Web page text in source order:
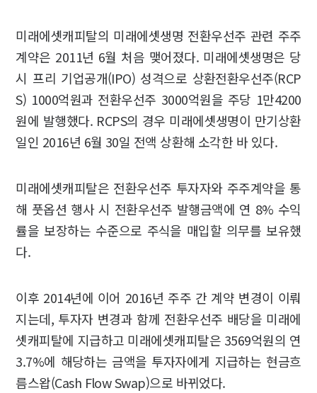
미래에셋캐피탈의 미래에셋생명 전환우선주 관련 주주
계약은 2011년 6월 처음 맺어졌다. 미래에셋생명은 당
시 프리 기업공개(IPO) 성격으로 상환전환우선주(RCP
S) 1000억원과 전환우선주 3000억원을 주당 1만4200
원에 발행했다. RCPS의 경우 미래에셋생명이 만기상환
일인 2016년 6월 30일 전액 상환해 소각한 바 있다.
미래에셋캐피탈은 전환우선주 투자자와 주주계약을 통
해 풋옵션 행사 시 전환우선주 발행금액에 연 8% 수익
률을 보장하는 수준으로 주식을 매입할 의무를 보유했
다.
이후 2014년에 이어 2016년 주주 간 계약 변경이 이뤄
지는데, 투자자 변경과 함께 전환우선주 배당을 미래에
셋캐피탈에 지급하고 미래에셋캐피탈은 3569억원의 연
3.7%에 해당하는 금액을 투자자에게 지급하는 현금흐
름스왑(Cash Flow Swap)으로 바뀌었다.